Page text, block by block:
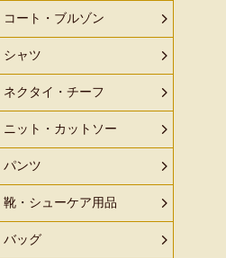
コート・ブルゾン
シャツ
ネクタイ・チーフ
ニット・カットソー
パンツ
靴・シューケア用品
バッグ